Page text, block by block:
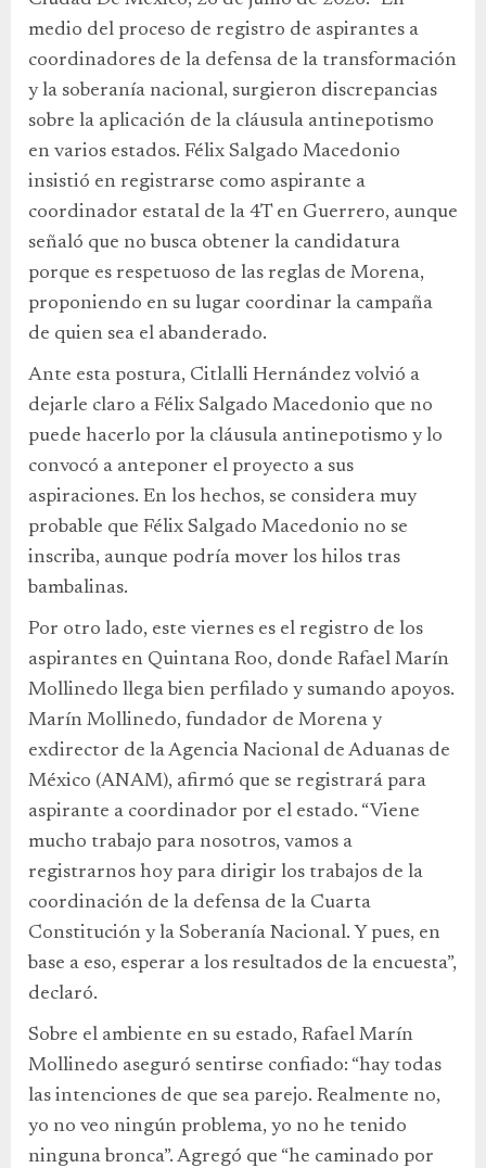
medio del proceso de registro de aspirantes a
coordinadores de la defensa de la transformación
y la soberanía nacional, surgieron discrepancias
sobre la aplicación de la cláusula antinepotismo
en varios estados. Félix Salgado Macedonio
insistió en registrarse como aspirante a
coordinador estatal de la 4T en Guerrero, aunque
señaló que no busca obtener la candidatura
porque es respetuoso de las reglas de Morena,
proponiendo en su lugar coordinar la campaña
de quien sea el abanderado.
Ante esta postura, Citlalli Hernández volvió a
dejarle claro a Félix Salgado Macedonio que no
puede hacerlo por la cláusula antinepotismo y lo
convocó a anteponer el proyecto a sus
aspiraciones. En los hechos, se considera muy
probable que Félix Salgado Macedonio no se
inscriba, aunque podría mover los hilos tras
bambalinas.
Por otro lado, este viernes es el registro de los
aspirantes en Quintana Roo, donde Rafael Marín
Mollinedo llega bien perfilado y sumando apoyos.
Marín Mollinedo, fundador de Morena y
exdirector de la Agencia Nacional de Aduanas de
México (ANAM), afirmó que se registrará para
aspirante a coordinador por el estado. “Viene
mucho trabajo para nosotros, vamos a
registrarnos hoy para dirigir los trabajos de la
coordinación de la defensa de la Cuarta
Constitución y la Soberanía Nacional. Y pues, en
base a eso, esperar a los resultados de la encuesta”,
declaró.
Sobre el ambiente en su estado, Rafael Marín
Mollinedo aseguró sentirse confiado: “hay todas
las intenciones de que sea parejo. Realmente no,
yo no veo ningún problema, yo no he tenido
ninguna bronca”. Agregó que “he caminado por